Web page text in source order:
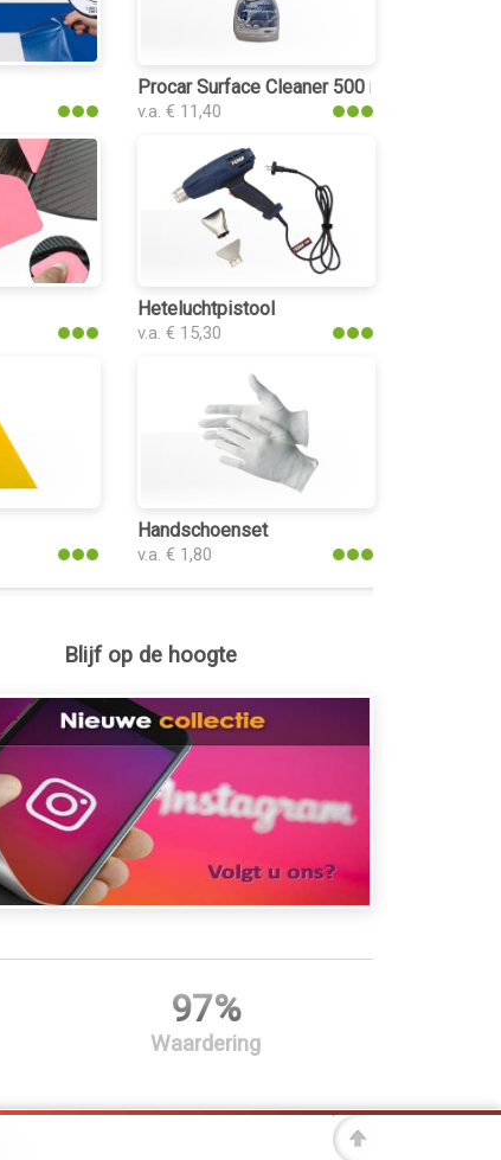
Procar Surface Cleaner 500 ml
v.a. € 11,40
Heteluchtpistool
v.a. € 15,30
Handschoenset
v.a. € 1,80
Blijf op de hoogte
97%
Waardering